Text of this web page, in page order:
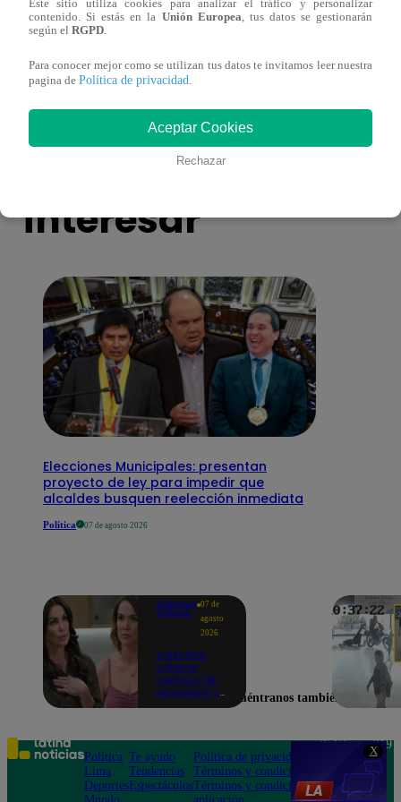
X
Madre e hija mueren en caída de miniván
al río Rímac
También te puede
interesar
Elecciones Municipales: presentan
proyecto de ley para impedir que
alcaldes busquen reelección inmediata
Política 07 de agosto 2026
Valentina
Valiente
07 de
agosto
2026
Valentina
Valiente
capítulo 110:
¡Macarena ya
extorsión
contra Frida y
Rodrigo!
Este sitio utiliza cookies para analizar el tráfico y personalizar
contenido. Si estás en la Unión Europea , tus datos se gestionarán
según el RGPD
Para conocer mejor como se utilizan tus datos te invitamos leer nuestra
pagina de Política de privacidad
Aceptar Cookies
Rechazar
Encuéntranos también en
Política
Lima
Deportes
Te ayudo
Tendencias
Espectáculos
Política de privacidad
Términos y condiciones
Términos y condiciones
Teléfono: 219
Av. San
Felipe 968